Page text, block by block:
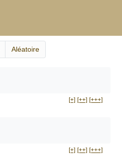
Aléatoire
[+] [++] [+++]
[+] [++] [+++]